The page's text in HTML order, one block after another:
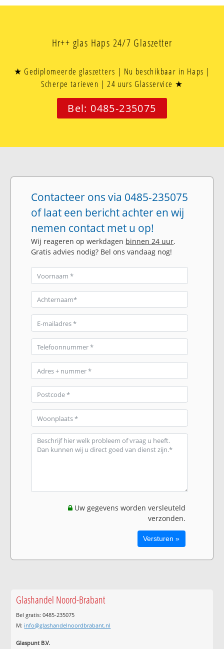
Hr++ glas Haps 24/7 Glaszetter
★ Gediplomeerde glaszetters | Nu beschikbaar in Haps |
Scherpe tarieven | 24 uurs Glasservice ★
Bel: 0485-235075
Contacteer ons via 0485-235075
of laat een bericht achter en wij
nemen contact met u op!
Wij reageren op werkdagen binnen 24 uur.
Gratis advies nodig? Bel ons vandaag nog!
Uw gegevens worden versleuteld
verzonden.
Glashandel Noord-Brabant
Bel gratis: 0485-235075
M: info@glashandelnoordbrabant.nl
Glaspunt B.V.